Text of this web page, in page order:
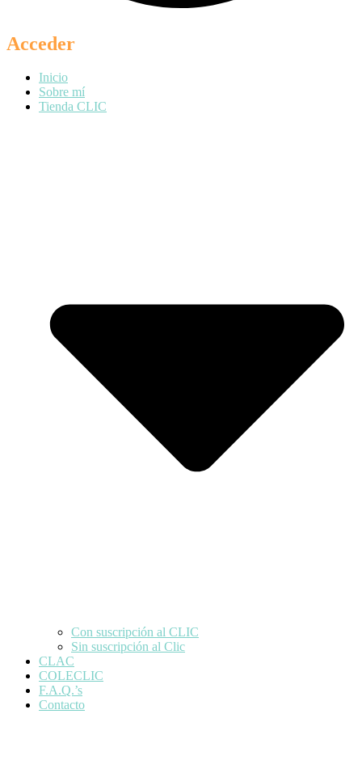
Acceder
Inicio
Sobre mí
Tienda CLIC
Con suscripción al CLIC
Sin suscripción al Clic
CLAC
COLECLIC
F.A.Q.’s
Contacto